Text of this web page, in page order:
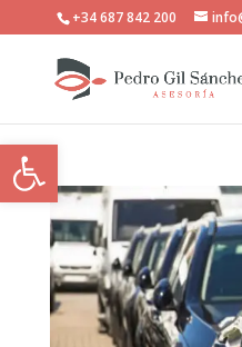
Abrir barra de herramientas
+34 687 842 200